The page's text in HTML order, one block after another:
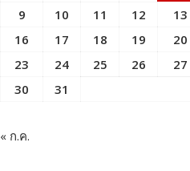
9
10 11 12 13
16
17 18 19 20
23
24 25 26 27
30
31
« ก.ค.